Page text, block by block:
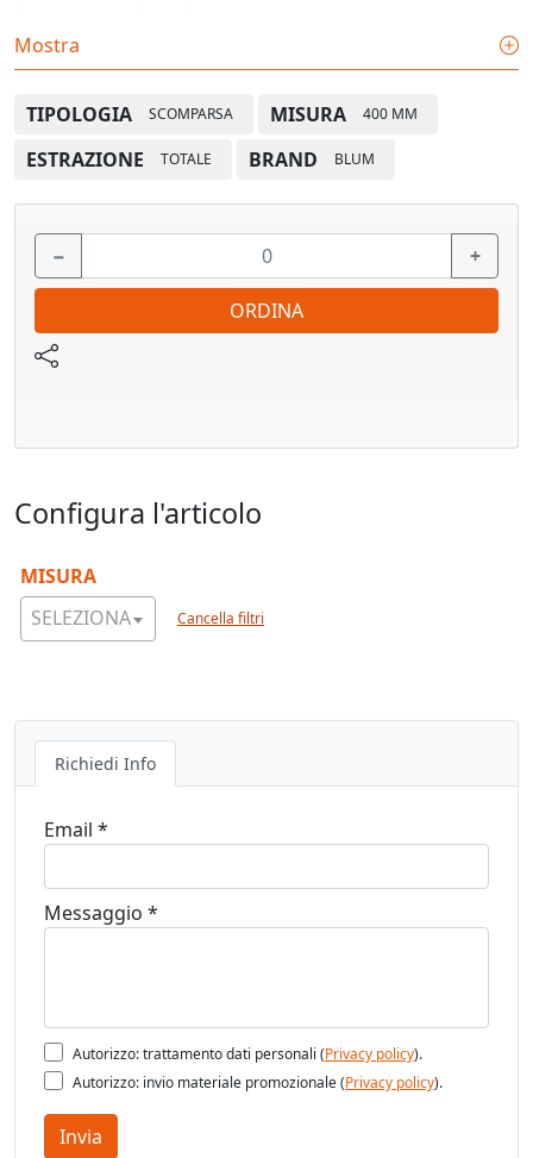
per adattatore
Composizione dell'articolo: Set
Vedi pagina catalogo
Mostra
TIPOLOGIA SCOMPARSA MISURA 400 MM
ESTRAZIONE TOTALE BRAND BLUM
− +
ORDINA
Configura l'articolo
SELEZIONA
MISURA
Cancella filtri
Richiedi Info
Email *
Messaggio *
Autorizzo: trattamento dati personali (Privacy policy).
Autorizzo: invio materiale promozionale (Privacy policy).
Invia